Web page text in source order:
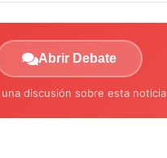
Abrir Debate
una discusión sobre esta noticia